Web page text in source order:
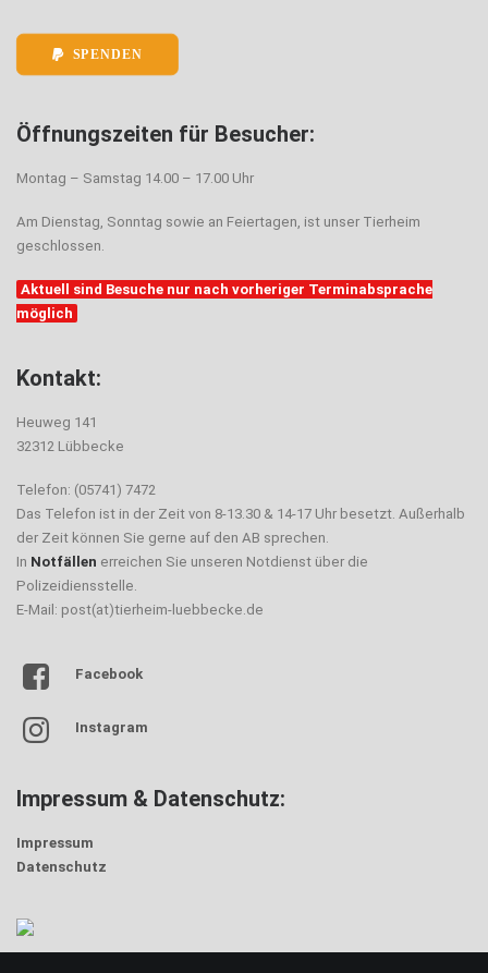
SPENDEN
Öffnungszeiten für Besucher:
Montag – Samstag 14.00 – 17.00 Uhr
Am Dienstag, Sonntag sowie an Feiertagen, ist unser Tierheim
geschlossen.
Aktuell sind Besuche nur nach vorheriger Terminabsprache
möglich
Kontakt:
Heuweg 141
32312 Lübbecke
Telefon: (05741) 7472
Das Telefon ist in der Zeit von 8-13.30 & 14-17 Uhr besetzt. Außerhalb
der Zeit können Sie gerne auf den AB sprechen.
In Notfällen erreichen Sie unseren Notdienst über die
Polizeidiensstelle.
E-Mail: post(at)tierheim-luebbecke.de
Facebook
Instagram
Impressum & Datenschutz:
Impressum
Datenschutz